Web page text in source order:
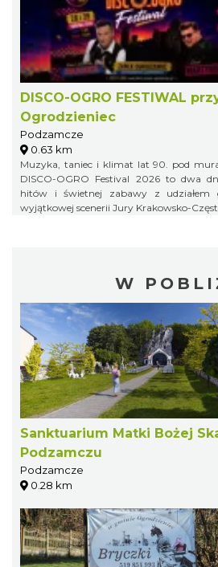
DISCO-OGRO FESTIWAL
Ogrodzieniec
Podzamcze
0.63 km
Muzyka, taniec i klimat lat 90. pod
DISCO-OGRO Festival 2026 to dwa
hitów i świetnej zabawy z
wyjątkowej scenerii Jury Krakowsko-
W
Sanktuarium Matki Bożej
Podzamczu
Podzamcze
0.28 km